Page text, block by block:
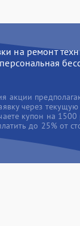
на ремонт
акции
через
купон на
до 25% от